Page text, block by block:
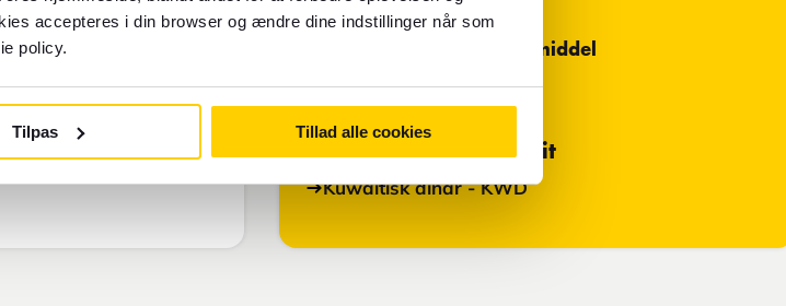
accepteres i din browser og ændre dine indstillinger når som
policy.
Tilpas Tillad alle cookies
Mest anvendte betalingsmiddel
Kontanter
Primær valuta i Kuwait
Kuwaitisk dinar - KWD